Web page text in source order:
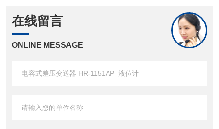
在线留言
ONLINE MESSAGE